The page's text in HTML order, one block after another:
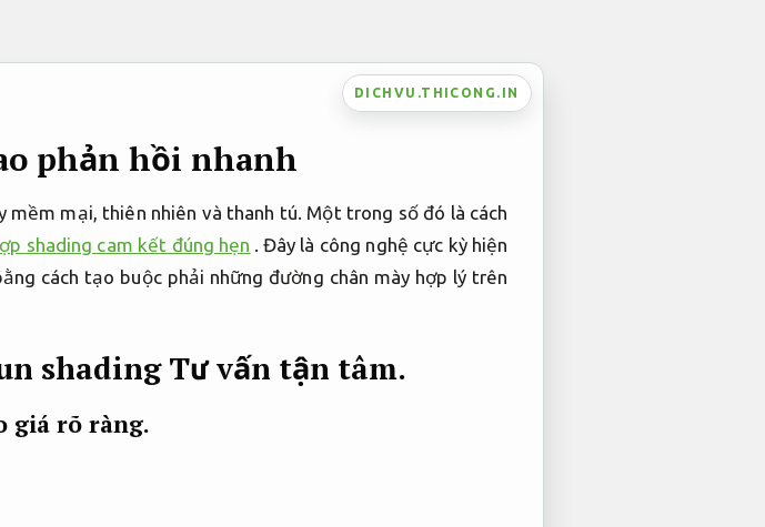
DICHVU.THICONG.IN
phản hồi nhanh
mềm mại, thiên nhiên và thanh tú. Một trong số đó là cách
shading cam kết đúng hẹn . Đây là công nghệ cực kỳ hiện
cách tạo buộc phải những đường chân mày hợp lý trên
shadingTư vấn tận tâm.
giá rõ ràng.